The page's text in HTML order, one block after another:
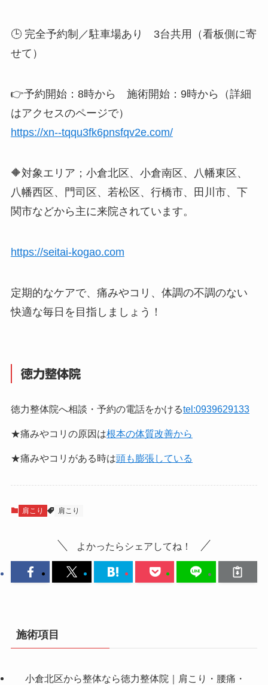
🕒 完全予約制／駐車場あり 3台共用（看板側に寄
せて）
👉予約開始：8時から 施術開始：9時から（詳細
はアクセスのページで）
https://xn--tqqu3fk6pnsfqv2e.com/
🔶対象エリア；小倉北区、小倉南区、八幡東区、
八幡西区、門司区、若松区、行橋市、田川市、下
関市などから主に来院されています。
https://seitai-kogao.com
定期的なケアで、痛みやコリ、体調の不調のない
快適な毎日を目指しましょう！
徳力整体院
徳力整体院へ相談・予約の電話をかけるtel:0939629133
★痛みやコリの原因は根本の体質改善から
★痛みやコリがある時は頭も膨張している
肩こり 肩こり
よかったらシェアしてね！
施術項目
小倉北区から整体なら徳力整体院｜肩こり・腰痛・